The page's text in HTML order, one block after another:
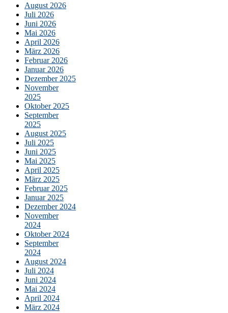
August 2026
Juli 2026
Juni 2026
Mai 2026
April 2026
März 2026
Februar 2026
Januar 2026
Dezember 2025
November
2025
Oktober 2025
September
2025
August 2025
Juli 2025
Juni 2025
Mai 2025
April 2025
März 2025
Februar 2025
Januar 2025
Dezember 2024
November
2024
Oktober 2024
September
2024
August 2024
Juli 2024
Juni 2024
Mai 2024
April 2024
März 2024